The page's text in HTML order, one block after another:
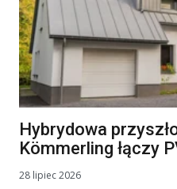
Hybrydowa
Kömmerling łączy
28 lipiec 2026